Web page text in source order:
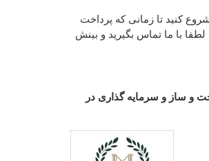
کنید تا زمانی که پرداخت
با ما تماس بگیرید و بینش
و ساز و سرمایه گذاری در